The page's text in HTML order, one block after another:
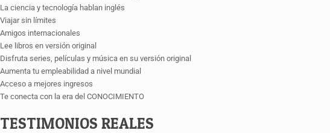
La ciencia y tecnología hablan inglés
Viajar sin límites
Amigos internacionales
Lee libros en versión original
Disfruta series, películas y música en su versión original
Aumenta tu empleabilidad a nivel mundial
Acceso a mejores ingresos
Te conecta con la era del CONOCIMIENTO
TESTIMONIOS REALES